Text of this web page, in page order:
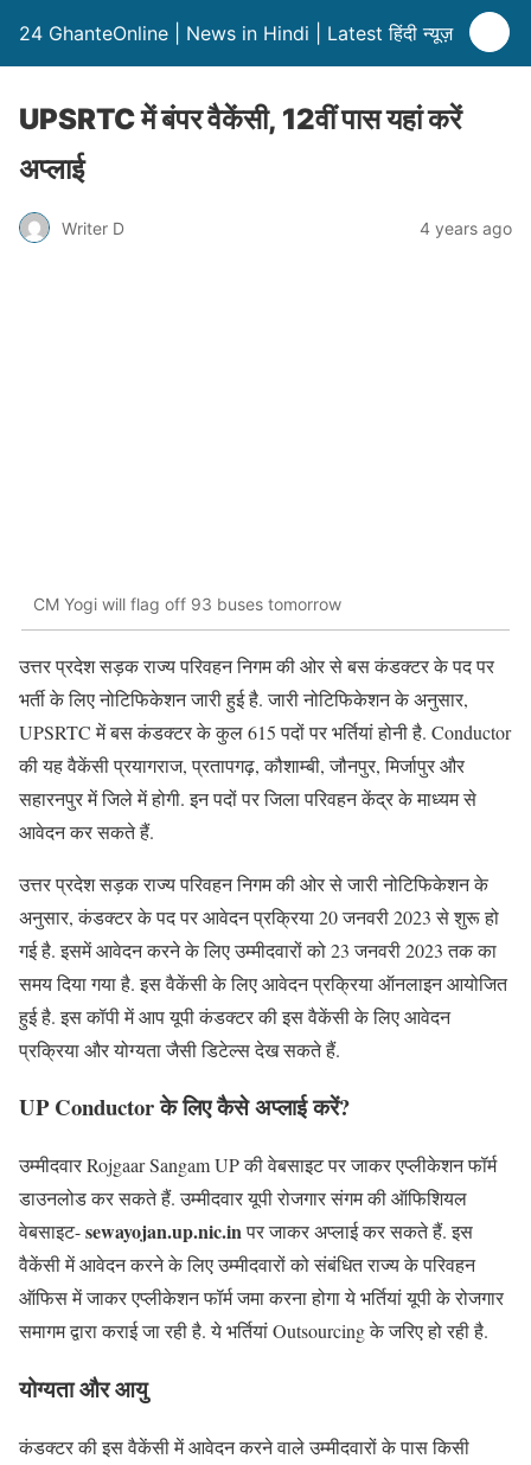
24 GhanteOnline | News in Hindi | Latest हिंदी न्यूज़
UPSRTC में बंपर वैकेंसी, 12वीं पास यहां करें
अप्लाई
Writer D 4 years ago
CM Yogi will flag off 93 buses tomorrow
उत्तर प्रदेश सड़क राज्य परिवहन निगम की ओर से बस कंडक्टर के पद पर
भर्ती के लिए नोटिफिकेशन जारी हुई है. जारी नोटिफिकेशन के अनुसार,
UPSRTC में बस कंडक्टर के कुल 615 पदों पर भर्तियां होनी है. Conductor
की यह वैकेंसी प्रयागराज, प्रतापगढ़, कौशाम्बी, जौनपुर, मिर्जापुर और
सहारनपुर में जिले में होगी. इन पदों पर जिला परिवहन केंद्र के माध्यम से
आवेदन कर सकते हैं.
उत्तर प्रदेश सड़क राज्य परिवहन निगम की ओर से जारी नोटिफिकेशन के
अनुसार, कंडक्टर के पद पर आवेदन प्रक्रिया 20 जनवरी 2023 से शुरू हो
गई है. इसमें आवेदन करने के लिए उम्मीदवारों को 23 जनवरी 2023 तक का
समय दिया गया है. इस वैकेंसी के लिए आवेदन प्रक्रिया ऑनलाइन आयोजित
हुई है. इस कॉपी में आप यूपी कंडक्टर की इस वैकेंसी के लिए आवेदन
प्रक्रिया और योग्यता जैसी डिटेल्स देख सकते हैं.
UP Conductor के लिए कैसे अप्लाई करें?
उम्मीदवार Rojgaar Sangam UP की वेबसाइट पर जाकर एप्लीकेशन फॉर्म
डाउनलोड कर सकते हैं. उम्मीदवार यूपी रोजगार संगम की ऑफिशियल
वेबसाइट-sewayojan.up.nic.inपर जाकर अप्लाई कर सकते हैं. इस
वैकेंसी में आवेदन करने के लिए उम्मीदवारों को संबंधित राज्य के परिवहन
ऑफिस में जाकर एप्लीकेशन फॉर्म जमा करना होगा ये भर्तियां यूपी के रोजगार
समागम द्वारा कराई जा रही है. ये भर्तियां Outsourcing के जरिए हो रही है.
योग्यता और आयु
कंडक्टर की इस वैकेंसी में आवेदन करने वाले उम्मीदवारों के पास किसी